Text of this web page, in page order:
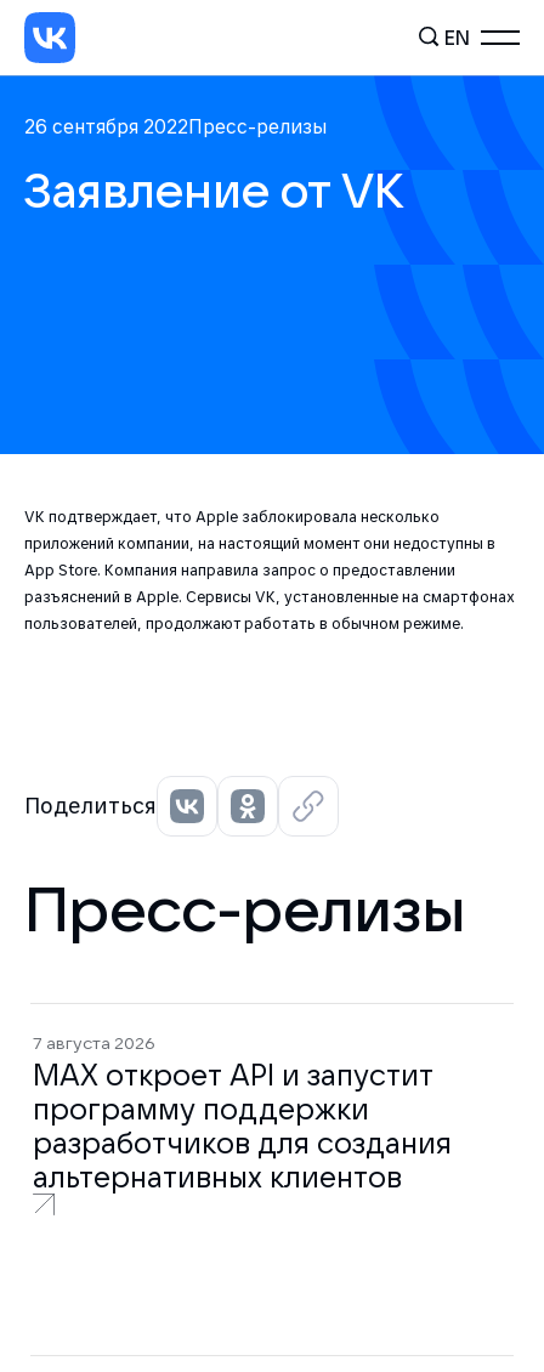
EN
26 сентября 2022Пресс-релизы
Заявление от VK
VK подтверждает, что Apple заблокировала несколько
приложений компании, на настоящий момент они недоступны в
App Store. Компания направила запрос о предоставлении
разъяснений в Apple. Сервисы VK, установленные на смартфонах
пользователей, продолжают работать в обычном режиме.
Поделиться
Пресс-релизы
7 августа 2026
MAX откроет API и запустит
программу поддержки
разработчиков для создания
альтернативных клиентов